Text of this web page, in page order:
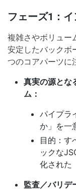
フェーズ1：
複雑さやボリュー
安定したバックボ
つのコアパーツに
真実の源とな
ム：
パイプラ
か」を一
目的：す
ックな
化された
監査／バリデ